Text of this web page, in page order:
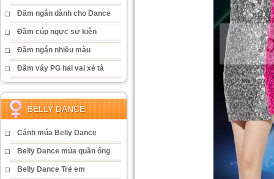
Đầm ngắn dành cho Dance
Đầm cúp ngực sự kiện
Đầm ngắn nhiều màu
Đầm váy PG hai vai xẻ tà
BELLY DANCE
Cánh múa Belly Dance
Belly Dance múa quần ống
Belly Dance Trẻ em